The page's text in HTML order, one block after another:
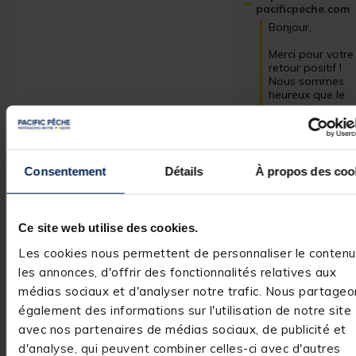
Consentement Détails À propos des
Ce site web utilise des cookies.
Les cookies nous permettent de personnaliser le
les annonces, d'offrir des fonctionnalités relatives aux
médias sociaux et d'analyser notre trafic. Nous
également des informations sur l'utilisation de notre site
avec nos partenaires de médias sociaux, de publicité et
d'analyse, qui peuvent combiner celles-ci avec d'autres
pacificpeche.com
Bonjour,
Merci pour votre
retour positif !
Nous sommes
heureux que le
rapport
qualité/prix vous
ait satisfait.
L'équipe Pacific
Très bonne qualité
Avis du 07/09/2024 ,
Utile(0)